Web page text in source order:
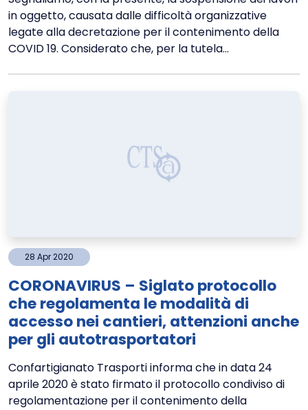
in oggetto, causata dalle difficoltà organizzative
legate alla decretazione per il contenimento della
COVID 19. Considerato che, per la tutela...
28 Apr2020
CORONAVIRUS – Siglato protocollo
che regolamenta le modalità di
accesso nei cantieri, attenzioni anche
per gli autotrasportatori
Confartigianato Trasporti informa che in data 24
aprile 2020 è stato firmato il protocollo condiviso di
regolamentazione per il contenimento della